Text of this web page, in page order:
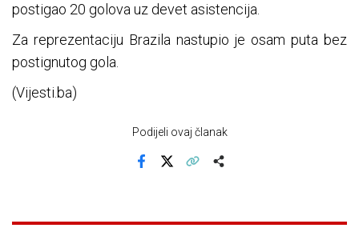
postigao 20 golova uz devet asistencija.
Za reprezentaciju Brazila nastupio je osam puta bez
postignutog gola.
(Vijesti.ba)
Podijeli ovaj članak